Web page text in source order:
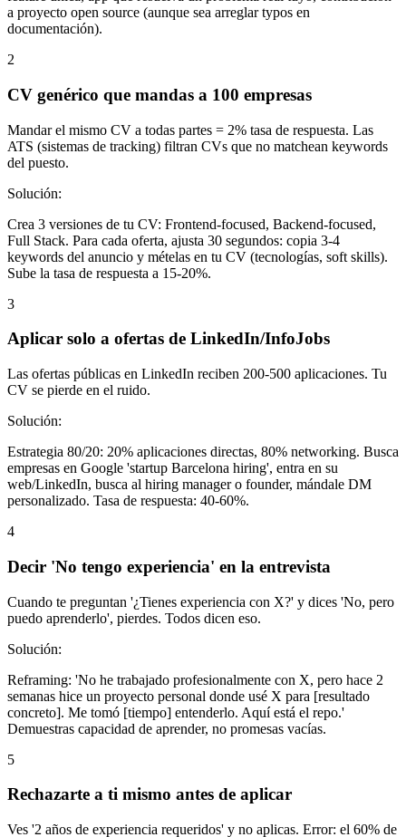
a proyecto open source (aunque sea arreglar typos en
documentación).
2
CV genérico que mandas a 100 empresas
Mandar el mismo CV a todas partes = 2% tasa de respuesta. Las
ATS (sistemas de tracking) filtran CVs que no matchean keywords
del puesto.
Solución:
Crea 3 versiones de tu CV: Frontend-focused, Backend-focused,
Full Stack. Para cada oferta, ajusta 30 segundos: copia 3-4
keywords del anuncio y mételas en tu CV (tecnologías, soft skills).
Sube la tasa de respuesta a 15-20%.
3
Aplicar solo a ofertas de LinkedIn/InfoJobs
Las ofertas públicas en LinkedIn reciben 200-500 aplicaciones. Tu
CV se pierde en el ruido.
Solución:
Estrategia 80/20: 20% aplicaciones directas, 80% networking. Busca
empresas en Google 'startup Barcelona hiring', entra en su
web/LinkedIn, busca al hiring manager o founder, mándale DM
personalizado. Tasa de respuesta: 40-60%.
4
Decir 'No tengo experiencia' en la entrevista
Cuando te preguntan '¿Tienes experiencia con X?' y dices 'No, pero
puedo aprenderlo', pierdes. Todos dicen eso.
Solución:
Reframing: 'No he trabajado profesionalmente con X, pero hace 2
semanas hice un proyecto personal donde usé X para [resultado
concreto]. Me tomó [tiempo] entenderlo. Aquí está el repo.'
Demuestras capacidad de aprender, no promesas vacías.
5
Rechazarte a ti mismo antes de aplicar
Ves '2 años de experiencia requeridos' y no aplicas. Error: el 60% de